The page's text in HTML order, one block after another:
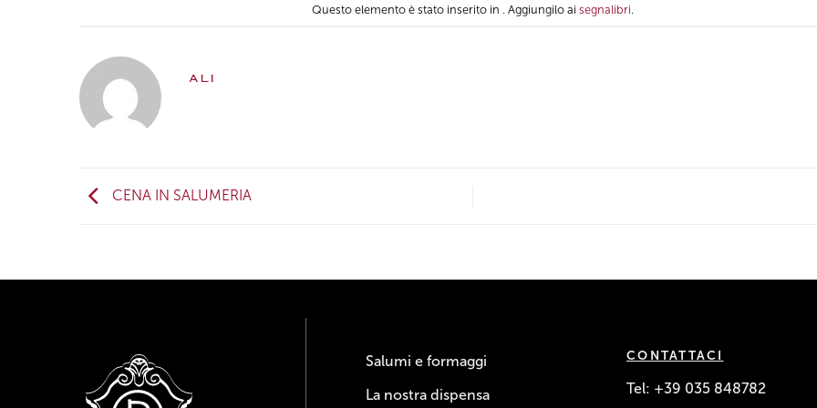
Questo elemento è stato inserito in . Aggiungilo ai segnalibri
ALI
CENA IN SALUMERIA
Salumi e formaggi
La nostra dispensa
CONTATTACI
Tel: +39 035 848782